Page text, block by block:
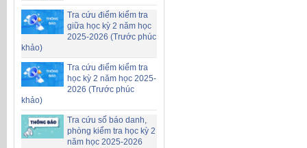
Tra cứu điểm kiểm tra
giữa học kỳ 2 năm học
2025-2026 (Trước phúc
khảo)
Tra cứu điểm kiểm tra
học kỳ 2 năm học 2025-
2026 (Trước phúc
khảo)
Tra cứu số báo danh,
phòng kiểm tra học kỳ 2
năm học 2025-2026